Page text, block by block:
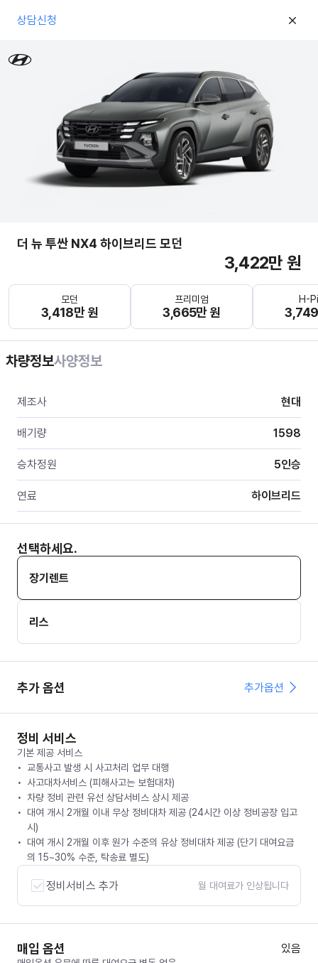
상담신청
더 뉴 투싼 NX4 하이브리드 모던
3,422만 원
모던
3,418만 원
프리미엄
3,665만 원
H-
차량정보사양정보
제조사 현대
배기량 1598
승차정원 5인승
연료 하이브리드
선택하세요.
장기렌트
리스
추가 옵션 추가옵션
정비 서비스
기본 제공 서비스
교통사고 발생 시 사고처리 업무 대행
사고대차서비스 (피해사고는 보험대차)
차량 정비 관련 유선 상담서비스 상시 제공
대여 개시 2개월 이내 무상 정비대차 제공 (24시간 이상 정비공장 입고
시)
대여 개시 2개월 이후 원가 수준의 유상 정비대차 제공 (단기 대여요금
의 15~30% 수준, 탁송료 별도)
정비서비스 추가 월 대여료가 인상됩니다
매입 옵션 있음